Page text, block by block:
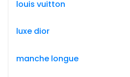
louis vuitton
luxe dior
manche longue